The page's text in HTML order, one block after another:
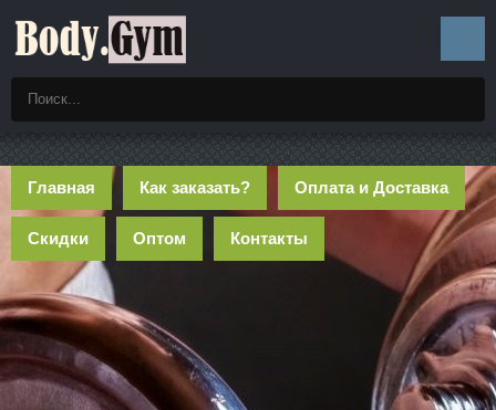
Главная Как заказать? Оплата и Доставка
Скидки Оптом Контакты